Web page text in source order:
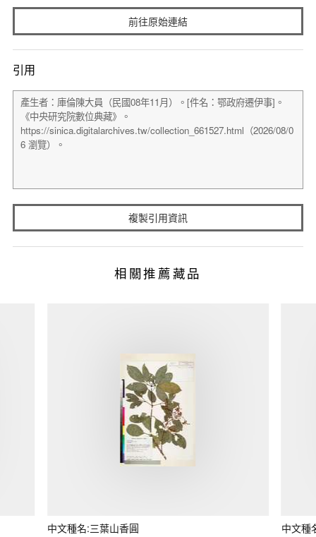
前往原始連結
引用
複製引用資訊
相關推薦藏品
中文種名:三葉山香圓 中文種